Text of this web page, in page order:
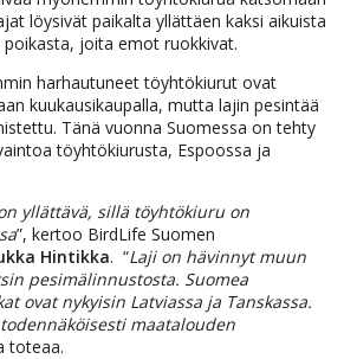
löysivät paikalta yllättäen kaksi aikuista
joita emot ruokkivat.
harhautuneet töyhtökiurut ovat
kuukausikaupalla, mutta lajin pesintää
Tänä vuonna Suomessa on tehty
töyhtökiurusta, Espoossa ja
yllättävä, sillä töyhtökiuru on
”, kertoo BirdLife Suomen
Hintikka. “Laji on hävinnyt muun
pesimälinnustosta. Suomea
ovat nykyisin Latviassa ja Tanskassa.
maatalouden
toteaa.